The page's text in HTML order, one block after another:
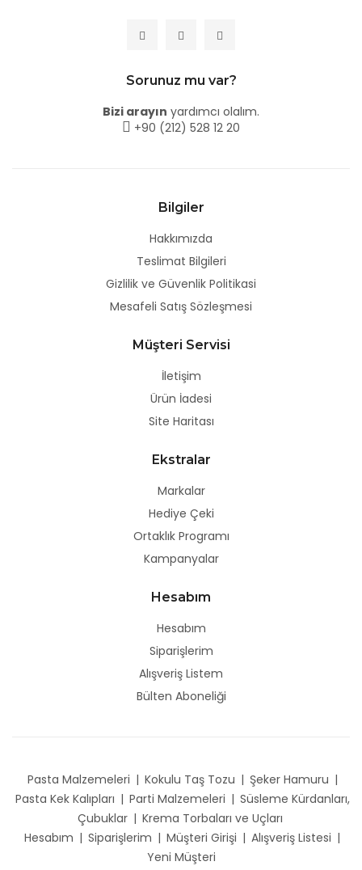
Sorunuz mu var?
Bizi arayın yardımcı olalım.
+90 (212) 528 12 20
Bilgiler
Hakkımızda
Teslimat Bilgileri
Gizlilik ve Güvenlik Politikasi
Mesafeli Satış Sözleşmesi
Müşteri Servisi
İletişim
Ürün İadesi
Site Haritası
Ekstralar
Markalar
Hediye Çeki
Ortaklık Programı
Kampanyalar
Hesabım
Hesabım
Siparişlerim
Alışveriş Listem
Bülten Aboneliği
Pasta Malzemeleri | Kokulu Taş Tozu | Şeker Hamuru |
Pasta Kek Kalıpları | Parti Malzemeleri | Süsleme Kürdanları,
Çubuklar | Krema Torbaları ve Uçları
Hesabım | Siparişlerim | Müşteri Girişi | Alışveriş Listesi |
Yeni Müşteri